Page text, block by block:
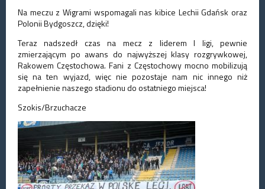
Na meczu z Wigrami wspomagali nas kibice Lechii Gdańsk oraz
Polonii Bydgoszcz, dzięki!
Teraz nadszedł czas na mecz z liderem I ligi, pewnie
zmierzającym po awans do najwyższej klasy rozgrywkowej,
Rakowem Częstochowa. Fani z Częstochowy mocno mobilizują
się na ten wyjazd, więc nie pozostaje nam nic innego niż
zapełnienie naszego stadionu do ostatniego miejsca!
Szokis/Brzuchacze